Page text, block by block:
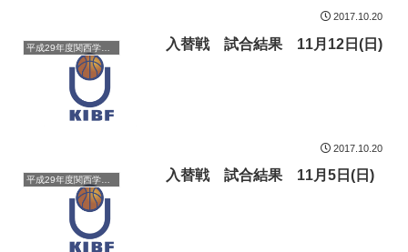
2017.10.20
平成29年度関西学生バスケットボールリーグ戦 入替戦 試合結果 11月12日(日)
2017.10.20
平成29年度関西学生バスケットボールリーグ戦 入替戦 試合結果 11月5日(日)